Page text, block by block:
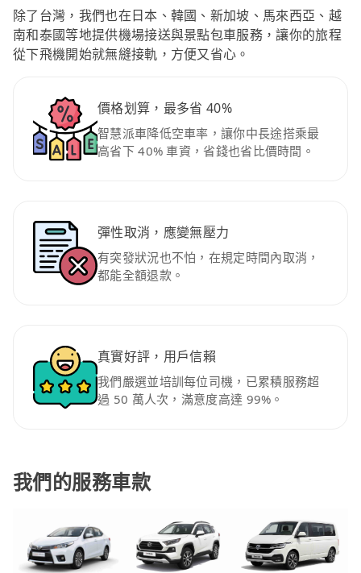
除了台灣，我們也在日本、韓國、新加坡、馬來西亞、越
南和泰國等地提供機場接送與景點包車服務，讓你的旅程
從下飛機開始就無縫接軌，方便又省心。
價格划算，最多省 40%
智慧派車降低空車率，讓你中長途搭乘最
高省下 40% 車資，省錢也省比價時間。
彈性取消，應變無壓力
有突發狀況也不怕，在規定時間內取消，
都能全額退款。
真實好評，用戶信賴
我們嚴選並培訓每位司機，已累積服務超
過 50 萬人次，滿意度高達 99%。
我們的服務車款